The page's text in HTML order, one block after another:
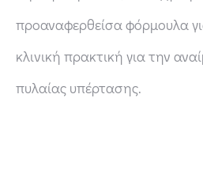
προαναφερθείσα φόρμουλα
κλινική πρακτική για την
πυλαίας υπέρτασης.